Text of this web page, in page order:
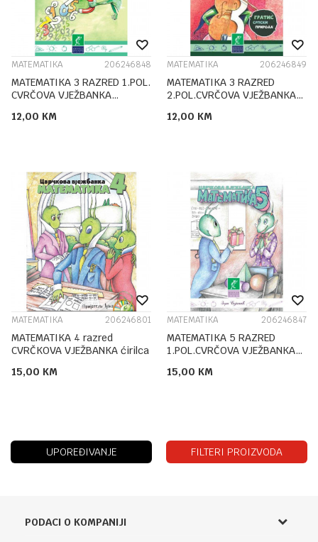
MATEMATIKA 206246848
MATEMATIKA 3 RAZRED 1.POL.
CVRČOVA VJEŽBANKA
12,00 KM
MATEMATIKA 206246849
MATEMATIKA 3 RAZRED
2.POL.CVRČOVA VJEŽBANKA
12,00 KM
MATEMATIKA 206246801
MATEMATIKA 4 razred
CVRČKOVA VJEŽBANKA ćirilca
15,00 KM
MATEMATIKA 206246847
MATEMATIKA 5 RAZRED
1.POL.CVRČOVA VJEŽBANKA
15,00 KM
UPOREĐIVANJE FILTERI PROIZVODA
PODACI O KOMPANIJI